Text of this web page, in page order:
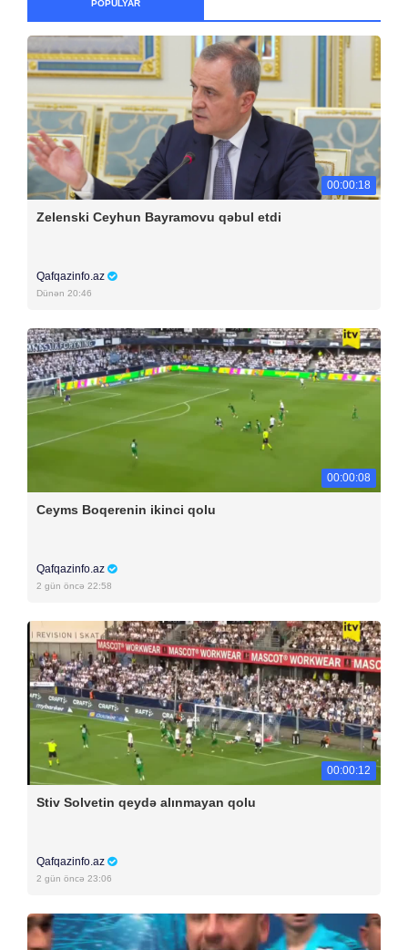
POPULYAR
00:00:18
Zelenski Ceyhun Bayramovu qəbul etdi
Qafqazinfo.az
Dünən 20:46
00:00:08
Ceyms Boqerenin ikinci qolu
Qafqazinfo.az
2 gün öncə 22:58
00:00:12
Stiv Solvetin qeydə alınmayan qolu
Qafqazinfo.az
2 gün öncə 23:06